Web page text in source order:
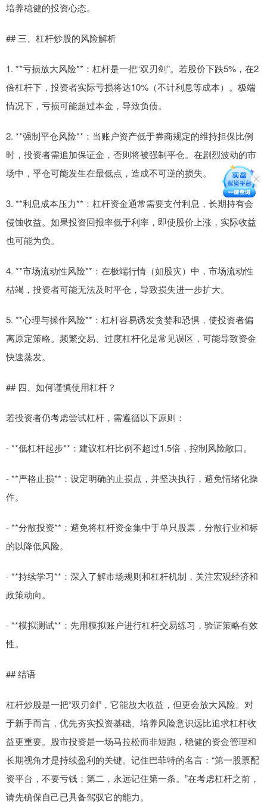
培养稳健的投资心态。
## 三、杠杆炒股的风险解析
1. **亏损放大风险**：杠杆是一把“双刃剑”。若股价下跌5%，在2
倍杠杆下，投资者实际亏损将达10%（不计利息等成本）。极端
情况下，亏损可能超过本金，导致负债。
2. **强制平仓风险**：当账户资产低于券商规定的维持担保比例
时，投资者需追加保证金，否则将被强制平仓。在剧烈波动的市
场中，平仓可能发生在最低点，造成不可逆的损失。
3. **利息成本压力**：杠杆资金通常需要支付利息，长期持有会
侵蚀收益。如果投资回报率低于利率，即使股价上涨，实际收益
也可能为负。
4. **市场流动性风险**：在极端行情（如股灾）中，市场流动性
枯竭，投资者可能无法及时平仓，导致损失进一步扩大。
5. **心理与操作风险**：杠杆容易诱发贪婪和恐惧，使投资者偏
离原定策略。频繁交易、过度杠杆化是常见误区，可能导致资金
快速蒸发。
## 四、如何谨慎使用杠杆？
若投资者仍考虑尝试杠杆，需遵循以下原则：
- **低杠杆起步**：建议杠杆比例不超过1.5倍，控制风险敞口。
- **严格止损**：设定明确的止损点，并坚决执行，避免情绪化操
作。
- **分散投资**：避免将杠杆资金集中于单只股票，分散行业和标
的以降低风险。
- **持续学习**：深入了解市场规则和杠杆机制，关注宏观经济和
政策动向。
- **模拟测试**：先用模拟账户进行杠杆交易练习，验证策略有效
性。
## 结语
杠杆炒股是一把“双刃剑”，它能放大收益，但更会放大风险。对
于新手而言，优先夯实投资基础、培养风险意识远比追求杠杆收
益更重要。股市投资是一场马拉松而非短跑，稳健的资金管理和
长期视角才是持续盈利的关键。记住巴菲特的名言：“第一股票配
资平台，不要亏钱；第二，永远记住第一条。”在考虑杠杆之前，
请先确保自己已具备驾驭它的能力。